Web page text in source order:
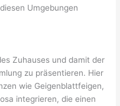
Umgebungen
Zuhauses und damit der
zu präsentieren. Hier
wie Geigenblattfeigen,
integrieren, die einen